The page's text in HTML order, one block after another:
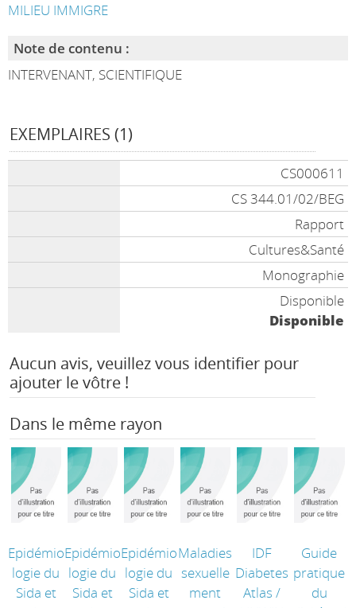
MILIEU IMMIGRE
Note de contenu :
INTERVENANT, SCIENTIFIQUE
EXEMPLAIRES (1)
CS000611
CS 344.01/02/BEG
Rapport
Cultures&Santé
Monographie
Disponible
Disponible
Aucun avis, veuillez vous identifier pour
ajouter le vôtre !
Dans le même rayon
Epidémio
logie du
Sida et
Epidémio
logie du
Sida et
Epidémio
logie du
Sida et
Maladies
sexuelle
ment
IDF
Diabetes
Atlas /
Guide
pratique
du